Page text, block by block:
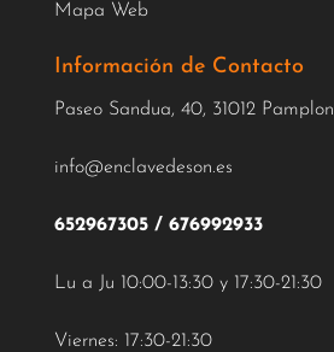
Mapa Web
Información de Contacto
Paseo Sandua, 40, 31012
info@enclavedeson.es
652967305/ 676992933
Lu a Ju 10:00-13:30 y 17:30-21:30
Viernes: 17:30-21:30